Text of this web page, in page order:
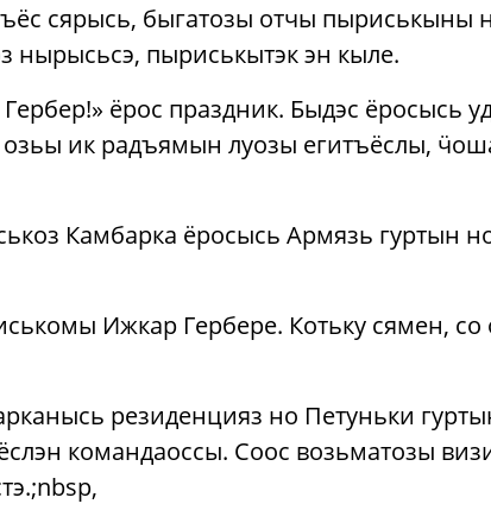
сярысь, быгатозы отчы пыриськыны
нырысьсэ, пыриськытэк эн кыле.
ёрос праздник. Быдэс ёросысь
ик радъямын луозы егитъёслы,
Камбарка ёросысь Армязь гуртын
Ижкар Гербере. Котьку сямен,
резиденцияз но Петуньки
командаоссы. Соос возьматозы